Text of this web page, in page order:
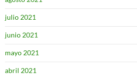
julio 2021
junio 2021
mayo 2021
abril 2021